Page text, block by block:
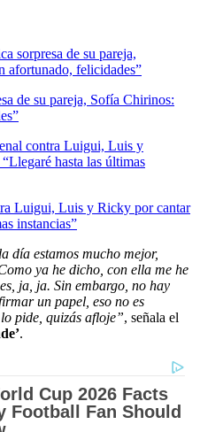
de su pareja, Sofía Chirinos:
Luigui, Luis y Ricky por cantar
instancias”
día estamos mucho mejor,
ya he dicho, con ella me he
ja, ja. Sin embargo, no hay
un papel, eso no es
pide, quizás afloje”, señala el
.